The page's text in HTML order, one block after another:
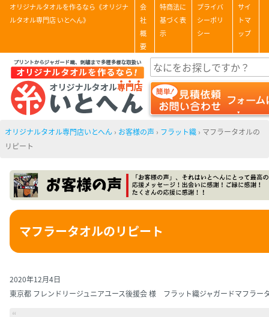
オリジナルタオルを作るなら《オリジナ
ルタオル専門店 いとへん》
会
社
概
要
特商法に
基づく表
示
プライバ
シーポリ
シー
サイ
トマ
ップ
オリジナルタオル専門店いとへん › お客様の声 › フラット織 › マフラータオルの
リピート
マフラータオルのリピート
2020年12月4日
東京都 フレンドリージュニアユース後援会 様 フラット織ジャガードマフラー